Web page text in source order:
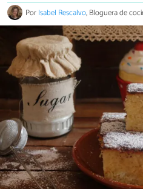
PorIsabel Rescalvo, Bloguera de